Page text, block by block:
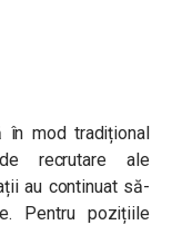
în mod tradițional
recrutare ale
au continuat să-
Pentru pozițiile